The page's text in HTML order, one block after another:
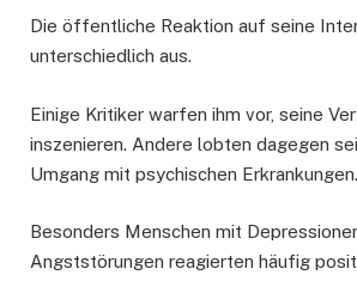
Die öffentliche Reaktion auf seine
unterschiedlich aus.
Einige Kritiker warfen ihm vor, seine
inszenieren. Andere lobten dagegen
Umgang mit psychischen Erkrankungen.
Besonders Menschen mit
Angststörungen reagierten häufig